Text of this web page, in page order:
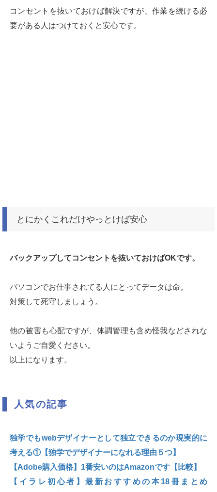
コンセントを抜いておけば解決ですが、作業を続ける必
要がある人はつけておくと安心です。
とにかくこれだけやっとけば安心
バックアップしてコンセントを抜いておけばOKです。
パソコンでお仕事されてる人にとってデータは命。
対策して死守しましょう。
他の被害も心配ですが、体調管理も含め怪我などされな
いようご自愛ください。
以上になります。
人気の記事
独学でもwebデザイナーとして独立できるのか現実的に
考える①【独学でデザイナーになれる理由５つ】
【Adobe購入価格】1番安いのはAmazonです【比較】
【イラレ初心者】最新おすすめの本18冊まとめ